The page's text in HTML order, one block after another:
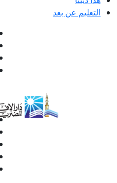
التعليم عن بعد